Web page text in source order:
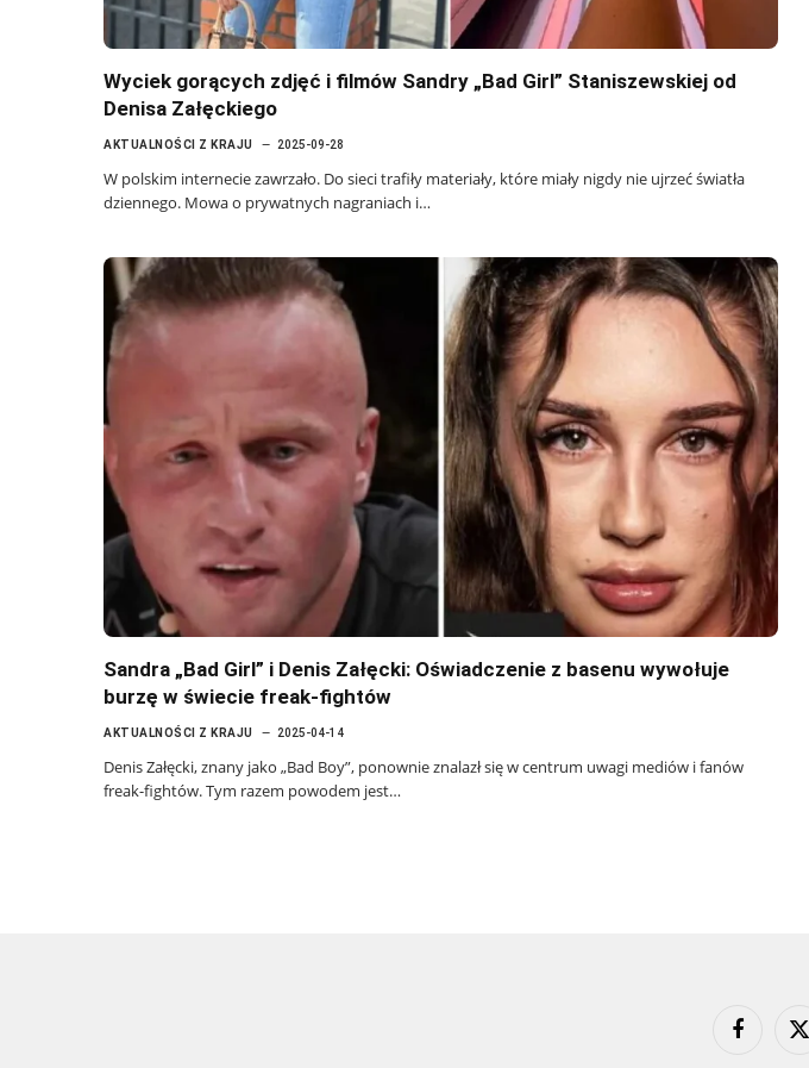
Wyciek gorących zdjęć i filmów Sandry „Bad Girl” Staniszewskiej od
Denisa Załęckiego
AKTUALNOŚCI Z KRAJU 2025-09-28
W polskim internecie zawrzało. Do sieci trafiły materiały, które miały nigdy nie ujrzeć światła
dziennego. Mowa o prywatnych nagraniach i…
Sandra „Bad Girl” i Denis Załęcki: Oświadczenie z basenu wywołuje
burzę w świecie freak-fightów
AKTUALNOŚCI Z KRAJU 2025-04-14
Denis Załęcki, znany jako „Bad Boy”, ponownie znalazł się w centrum uwagi mediów i fanów
freak-fightów. Tym razem powodem jest…
FacebookX